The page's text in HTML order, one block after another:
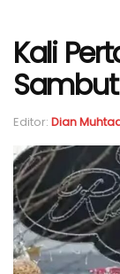
Kali
Editor: Dian